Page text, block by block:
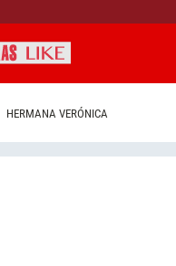
HERMANA VERÓNICA